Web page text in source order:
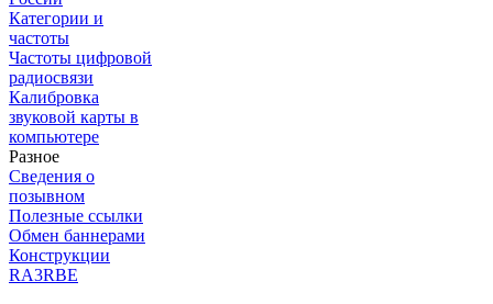
Категории и
частоты
Частоты цифровой
радиосвязи
Калибровка
звуковой карты в
компьютере
Разное
Сведения о
позывном
Полезные ссылки
Обмен баннерами
Конструкции
RA3RBE